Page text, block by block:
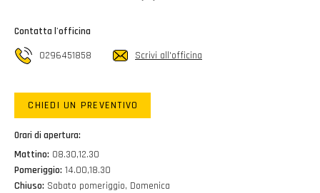
Contatta l'officina
0296451858
Scrivi all'officina
CHIEDI UN PREVENTIVO
Orari di apertura:
Mattino: 08.30,12.30
Pomeriggio: 14.00,18.30
Chiuso: Sabato pomeriggio, Domenica